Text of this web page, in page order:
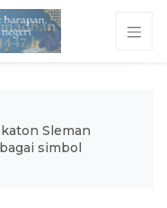
Sleman
simbol